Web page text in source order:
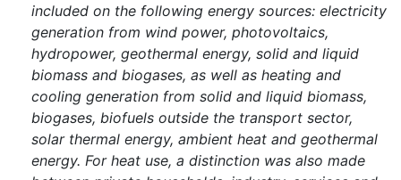
included on the following energy sources: electricity
generation from wind power, photovoltaics,
hydropower, geothermal energy, solid and liquid
biomass and biogases, as well as heating and
cooling generation from solid and liquid biomass,
biogases, biofuels outside the transport sector,
solar thermal energy, ambient heat and geothermal
energy. For heat use, a distinction was also made